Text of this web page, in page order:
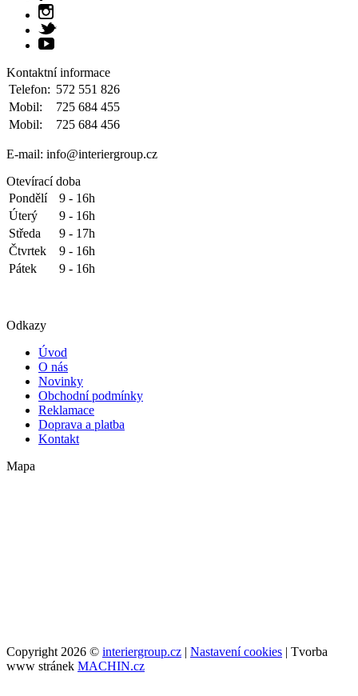
Kontaktní informace
Telefon: 572 551 826
Mobil:
725 684 455
Mobil:
725 684 456
E-mail: info@interiergroup.cz
Otevírací doba
Pondělí
9 - 16h
Úterý
9 - 16h
Středa
9 - 17h
Čtvrtek
9 - 16h
Pátek
9 - 16h
Odkazy
Úvod
O nás
Novinky
Obchodní podmínky
Reklamace
Doprava a platba
Kontakt
Mapa
Copyright 2026 © interiergroup.cz | Nastavení cookies | Tvorba
www stránek MACHIN.cz